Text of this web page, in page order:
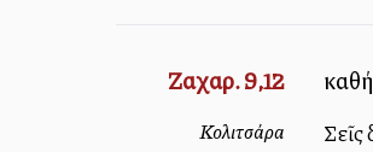
Ζαχαρ. 9,12
Κολιτσάρα
Σεῖς